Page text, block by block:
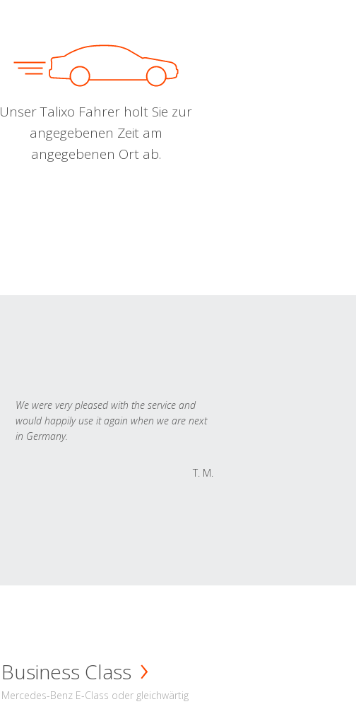
Unser Talixo Fahrer holt Sie zur
angegebenen Zeit am
angegebenen Ort ab.
We were very pleased with the service and
would happily use it again when we are next
in Germany.
T. M.
Business Class
Mercedes-Benz E-Class oder gleichwärtig